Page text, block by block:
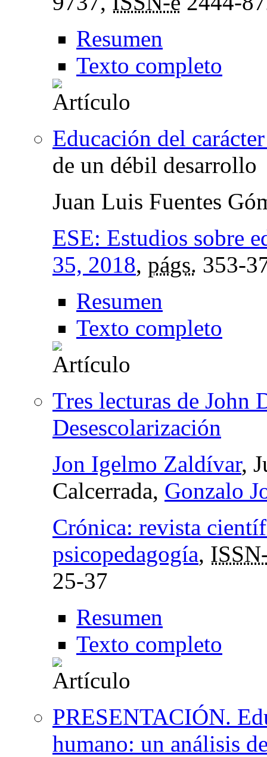
Resumen
Texto completo
Educación del
de un débil desarrollo
Juan Luis Fuentes
ESE: Estudios sobre
35, 2018, págs. 353-
Resumen
Texto completo
Tres lecturas de John
Desescolarización
Jon Igelmo Zaldívar,
Calcerrada, Gonzalo
Crónica: revista
psicopedagogía,
25-37
Resumen
Texto completo
PRESENTACIÓN.
humano: un análisis